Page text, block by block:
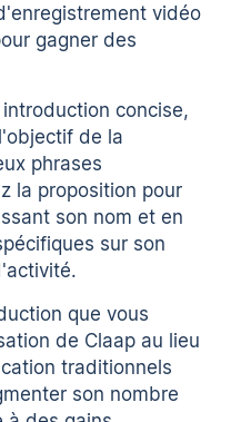
vidéo
gagner des
concise,
de la
phrases
la proposition pour
son nom et en
sur son
que vous
de Claap au lieu
traditionnels
son nombre